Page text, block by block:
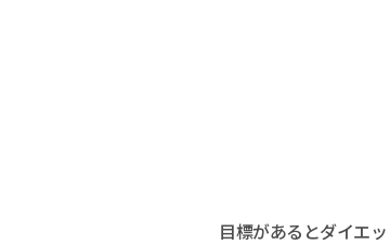
目標があるとダイエ